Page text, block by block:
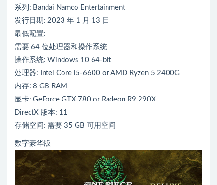
系列: Bandai Namco Entertainment
发行日期: 2023 年 1 月 13 日
最低配置:
需要 64 位处理器和操作系统
操作系统: Windows 10 64-bit
处理器: Intel Core i5-6600 or AMD Ryzen 5 2400G
内存: 8 GB RAM
显卡: GeForce GTX 780 or Radeon R9 290X
DirectX 版本: 11
存储空间: 需要 35 GB 可用空间
数字豪华版